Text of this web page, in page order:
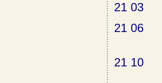
21 03
21 06
21 10